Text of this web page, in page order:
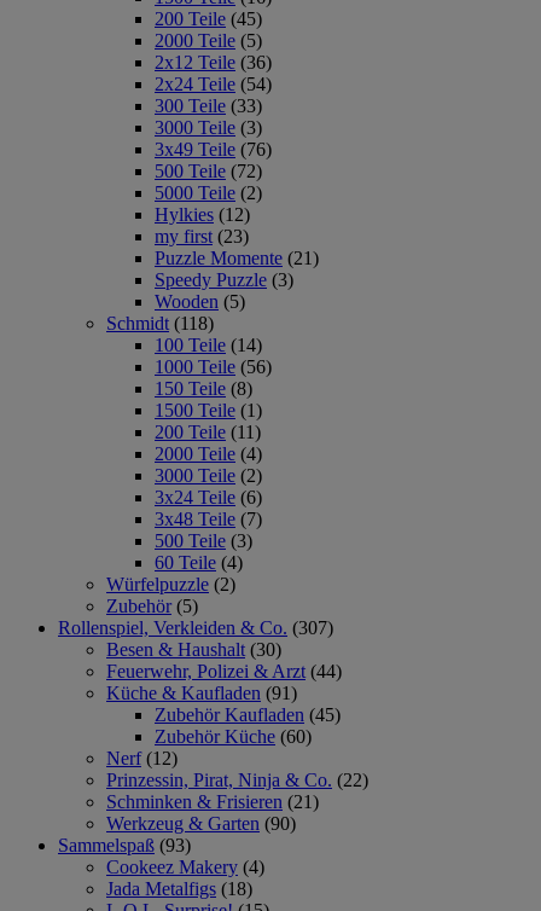
200 Teile (45)
2000 Teile (5)
2x12 Teile (36)
2x24 Teile (54)
300 Teile (33)
3000 Teile (3)
3x49 Teile (76)
500 Teile (72)
5000 Teile (2)
Hylkies (12)
my first (23)
Puzzle Momente (21)
Speedy Puzzle (3)
Wooden (5)
Schmidt (118)
100 Teile (14)
1000 Teile (56)
150 Teile (8)
1500 Teile (1)
200 Teile (11)
2000 Teile (4)
3000 Teile (2)
3x24 Teile (6)
3x48 Teile (7)
500 Teile (3)
60 Teile (4)
Würfelpuzzle (2)
Zubehör (5)
Rollenspiel, Verkleiden & Co. (307)
Besen & Haushalt (30)
Feuerwehr, Polizei & Arzt (44)
Küche & Kaufladen (91)
Zubehör Kaufladen (45)
Zubehör Küche (60)
Nerf (12)
Prinzessin, Pirat, Ninja & Co. (22)
Schminken & Frisieren (21)
Werkzeug & Garten (90)
Sammelspaß (93)
Cookeez Makery (4)
Jada Metalfigs (18)